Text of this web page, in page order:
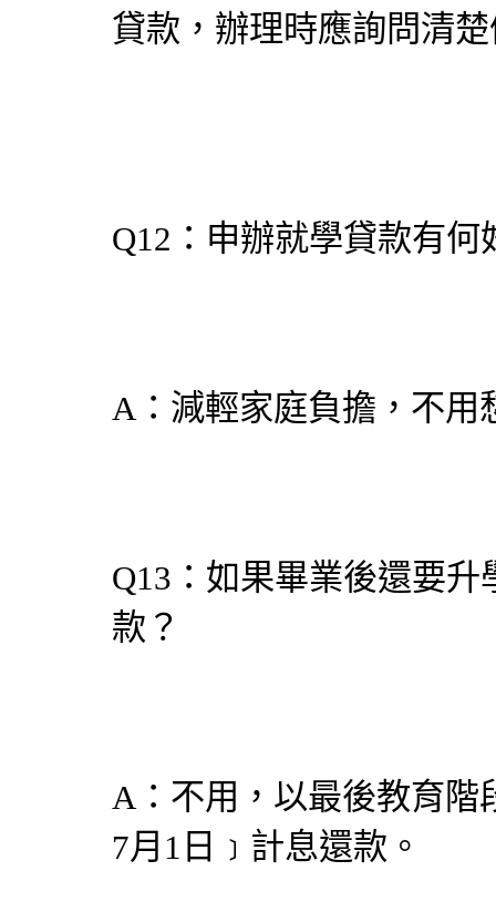
貸款，辦理時應詢問清
Q12：申辦就學貸款有何
A：減輕家庭負擔，不用
Q13：如果畢業後還要
款？
A：不用，以最後教育階
7月1日﹞計息還款。